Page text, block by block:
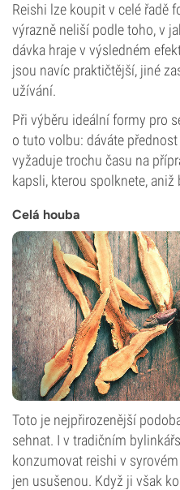
Reishi lze koupit v celé řadě
výrazně neliší podle toho, v
dávka hraje v výsledném
jsou navíc praktičtější, jiné
užívání.
Při výběru ideální formy pro
o tuto volbu: dáváte
vyžaduje trochu času na
kapsli, kterou spolknete,
Celá houba
Toto je nejpřirozenější
sehnat. I v tradičním
konzumovat reishi v
jen usušenou. Když ji však